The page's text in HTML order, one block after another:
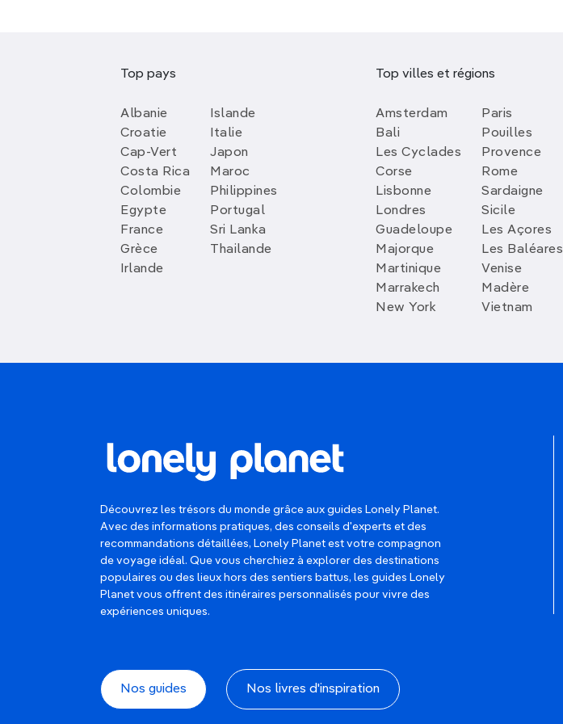
Top pays
Albanie
Croatie
Cap-Vert
Costa Rica
Colombie
Egypte
France
Grèce
Irlande
Islande
Italie
Japon
Maroc
Philippines
Portugal
Sri Lanka
Thailande
Top villes et régions
Amsterdam
Bali
Les Cyclades
Corse
Lisbonne
Londres
Guadeloupe
Majorque
Martinique
Marrakech
New York
Paris
Pouilles
Provence
Rome
Sardaigne
Sicile
Les Açores
Les Baléares
Venise
Madère
Vietnam
Découvrez les trésors du monde grâce aux guides Lonely Planet.
Avec des informations pratiques, des conseils d'experts et des
recommandations détaillées, Lonely Planet est votre compagnon
de voyage idéal. Que vous cherchiez à explorer des destinations
populaires ou des lieux hors des sentiers battus, les guides Lonely
Planet vous offrent des itinéraires personnalisés pour vivre des
expériences uniques.
Nos guides Nos livres d'inspiration